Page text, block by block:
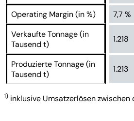
Operating Margin (in %)
7,7 %
Verkaufte Tonnage (in
Tausend t)
1.218
Produzierte Tonnage (in
Tausend t)
1.213
1) inklusive Umsatzerlösen zwischen